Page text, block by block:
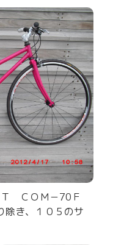
Ｔ ＣＯＭ－70Ｆ
除き、１０５のサ